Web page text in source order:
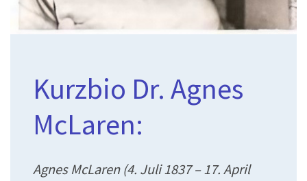
Kurzbio Dr. Agnes
McLaren:
Agnes McLaren (4. Juli 1837 – 17. April